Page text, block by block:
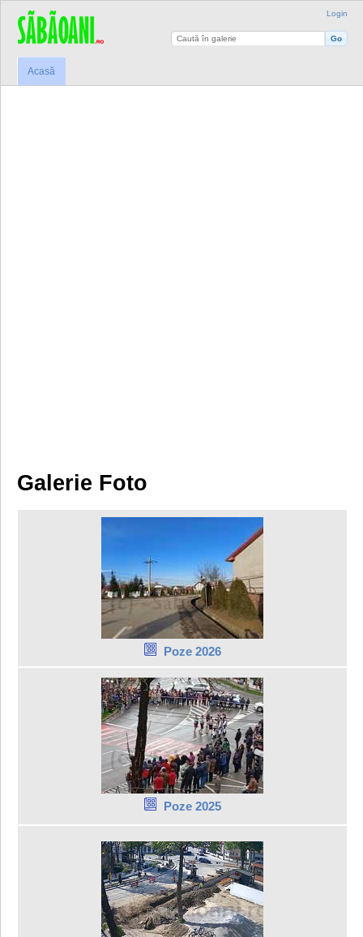
Login
Acasă
Galerie Foto
Poze 2026
Poze 2025